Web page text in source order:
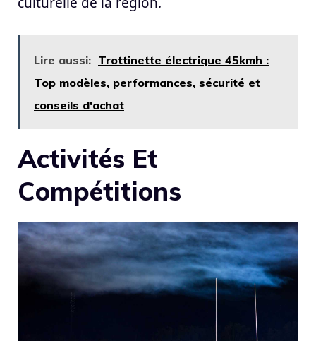
Lire aussi: Trottinette électrique 45kmh :
Top modèles, performances, sécurité et
conseils d'achat
Activités Et
Compétitions